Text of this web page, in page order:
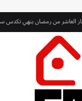
العاشر من رمضان ينهي تكدس